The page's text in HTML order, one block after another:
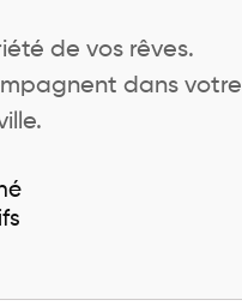
de vos rêves.
dans votre